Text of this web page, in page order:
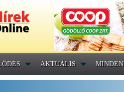
AKTUÁLIS